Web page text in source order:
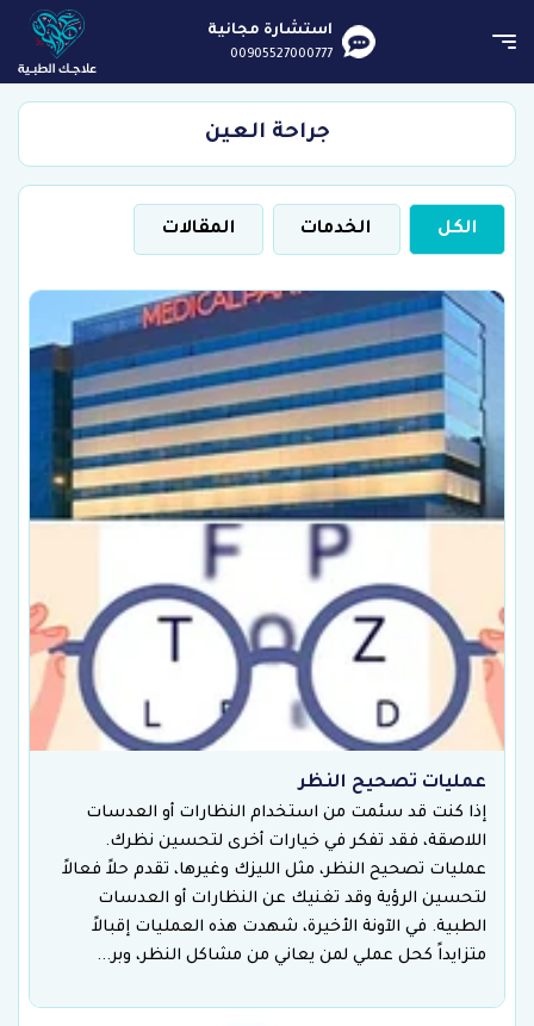
استشارة مجانية
00905527000777
جراحة العين
الكل الخدمات المقالات
عمليات تصحيح النظر
إذا كنت قد سئمت من استخدام النظارات أو العدسات
اللاصقة، فقد تفكر في خيارات أخرى لتحسين نظرك.
عمليات تصحيح النظر، مثل الليزك وغيرها، تقدم حلاً فعالاً
لتحسين الرؤية وقد تغنيك عن النظارات أو العدسات
الطبية. في الآونة الأخيرة، شهدت هذه العمليات إقبالاً
متزايداً كحل عملي لمن يعاني من مشاكل النظر، وبر...